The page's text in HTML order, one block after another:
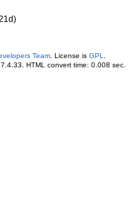
Team. License is GPL
HTML convert time: 0.008 sec.